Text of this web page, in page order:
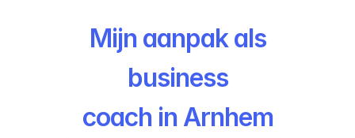
Mijn aanpak als
business
coach in Arnhem